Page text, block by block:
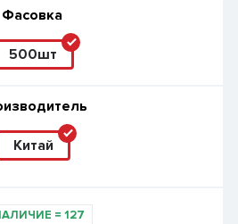
= 127
Фасовка
500шт
Китай